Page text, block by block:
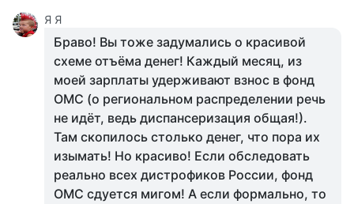
Я Я
Браво! Вы тоже задумались о красивой
схеме отъёма денег! Каждый месяц, из
моей зарплаты удерживают взнос в фонд
ОМС (о региональном распределении речь
не идёт, ведь диспансеризация общая!).
Там скопилось столько денег, что пора их
изымать! Но красиво! Если обследовать
реально всех дистрофиков России, фонд
ОМС сдуется мигом! А если формально, то